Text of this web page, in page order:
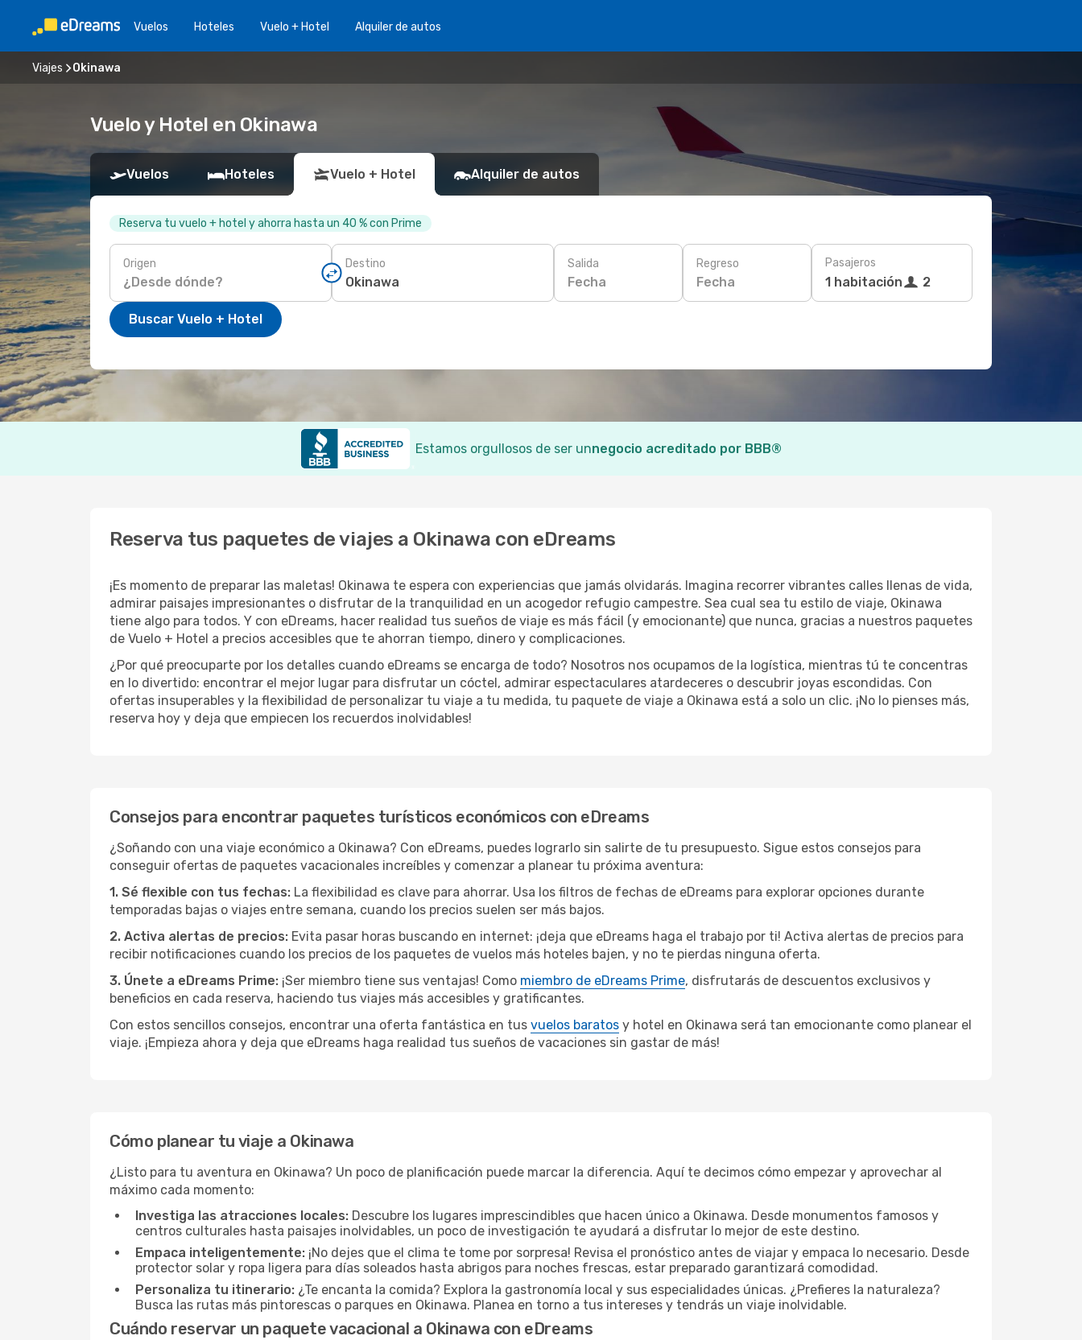
Vuelos Hoteles Vuelo + Hotel Alquiler de autos
Viajes Okinawa
Vuelo y Hotel en Okinawa
Vuelos Hoteles Vuelo + Hotel Alquiler de autos
Reserva tu vuelo + hotel y ahorra hasta un 40 % con Prime
Origen Destino Salida
Fecha
Regreso
Fecha
Pasajeros
1 habitación 2
Buscar Vuelo + Hotel
Estamos orgullosos de ser unnegocio acreditado por BBB®
Reserva tus paquetes de viajes a Okinawa con eDreams
¡Es momento de preparar las maletas! Okinawa te espera con experiencias que jamás olvidarás. Imagina recorrer vibrantes calles llenas de vida,
admirar paisajes impresionantes o disfrutar de la tranquilidad en un acogedor refugio campestre. Sea cual sea tu estilo de viaje, Okinawa
tiene algo para todos. Y con eDreams, hacer realidad tus sueños de viaje es más fácil (y emocionante) que nunca, gracias a nuestros paquetes
de Vuelo + Hotel a precios accesibles que te ahorran tiempo, dinero y complicaciones.
¿Por qué preocuparte por los detalles cuando eDreams se encarga de todo? Nosotros nos ocupamos de la logística, mientras tú te concentras
en lo divertido: encontrar el mejor lugar para disfrutar un cóctel, admirar espectaculares atardeceres o descubrir joyas escondidas. Con
ofertas insuperables y la flexibilidad de personalizar tu viaje a tu medida, tu paquete de viaje a Okinawa está a solo un clic. ¡No lo pienses más,
reserva hoy y deja que empiecen los recuerdos inolvidables!
Consejos para encontrar paquetes turísticos económicos con eDreams
¿Soñando con una viaje económico a Okinawa? Con eDreams, puedes lograrlo sin salirte de tu presupuesto. Sigue estos consejos para
conseguir ofertas de paquetes vacacionales increíbles y comenzar a planear tu próxima aventura:
1. Sé flexible con tus fechas: La flexibilidad es clave para ahorrar. Usa los filtros de fechas de eDreams para explorar opciones durante
temporadas bajas o viajes entre semana, cuando los precios suelen ser más bajos.
2. Activa alertas de precios: Evita pasar horas buscando en internet: ¡deja que eDreams haga el trabajo por ti! Activa alertas de precios para
recibir notificaciones cuando los precios de los paquetes de vuelos más hoteles bajen, y no te pierdas ninguna oferta.
3. Únete a eDreams Prime: ¡Ser miembro tiene sus ventajas! Como miembro de eDreams Prime, disfrutarás de descuentos exclusivos y
beneficios en cada reserva, haciendo tus viajes más accesibles y gratificantes.
Con estos sencillos consejos, encontrar una oferta fantástica en tus vuelos baratos y hotel en Okinawa será tan emocionante como planear el
viaje. ¡Empieza ahora y deja que eDreams haga realidad tus sueños de vacaciones sin gastar de más!
Cómo planear tu viaje a Okinawa
¿Listo para tu aventura en Okinawa? Un poco de planificación puede marcar la diferencia. Aquí te decimos cómo empezar y aprovechar al
máximo cada momento:
Investiga las atracciones locales: Descubre los lugares imprescindibles que hacen único a Okinawa. Desde monumentos famosos y
centros culturales hasta paisajes inolvidables, un poco de investigación te ayudará a disfrutar lo mejor de este destino.
Empaca inteligentemente: ¡No dejes que el clima te tome por sorpresa! Revisa el pronóstico antes de viajar y empaca lo necesario. Desde
protector solar y ropa ligera para días soleados hasta abrigos para noches frescas, estar preparado garantizará comodidad.
Personaliza tu itinerario: ¿Te encanta la comida? Explora la gastronomía local y sus especialidades únicas. ¿Prefieres la naturaleza?
Busca las rutas más pintorescas o parques en Okinawa. Planea en torno a tus intereses y tendrás un viaje inolvidable.
Cuándo reservar un paquete vacacional a Okinawa con eDreams